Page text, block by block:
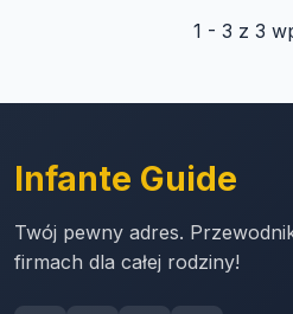
1 - 3 z 3
Infante Guide
Twój pewny adres.
firmach dla całej rodziny!